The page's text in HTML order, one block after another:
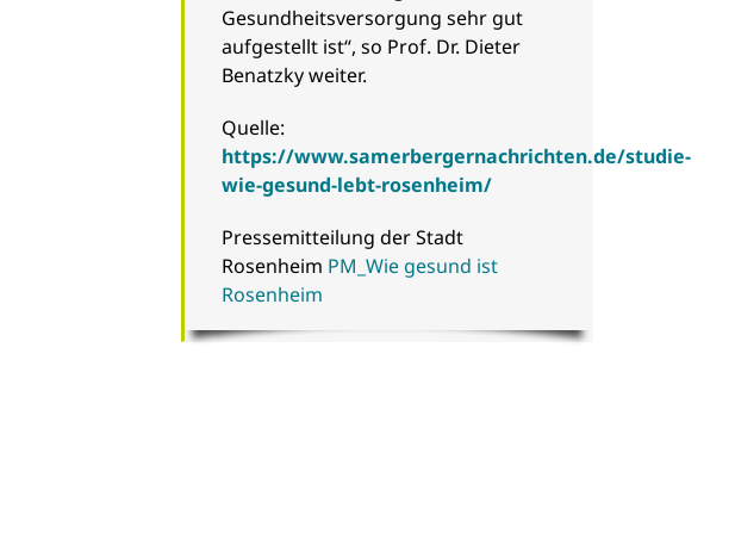
Gesundheitsversorgung sehr gut
aufgestellt ist“, so Prof. Dr. Dieter
Benatzky weiter.
Quelle:
https://www.samerbergernachrichten.de/studie-
wie-gesund-lebt-rosenheim/
Pressemitteilung der Stadt
Rosenheim PM_Wie gesund ist
Rosenheim